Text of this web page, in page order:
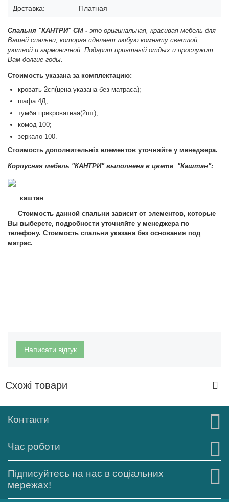
Доставка: Платная
Спальня "КАНТРИ" СМ - это оригинальная, красивая мебель для
Вашей спальни, которая сделает любую комнату светлой,
уютной и гармоничной. Подарит приятный отдых и прослужит
Вам долгие годы.
Стоимость указана за комплектацию:
кровать 2сп(цена указана без матраса);
шафа 4Д;
тумба прикроватная(2шт);
комод 100;
зеркало 100.
Стоимость дополнительніх елементов уточняйте у менеджера.
Корпусная мебель "КАНТРИ" выполнена в цвете "Каштан":
каштан
Стоимость данной спальни зависит от элементов, которые
Вы выберете, подробности уточняйте у менеджера по
телефону. Стоимость спальни указана без основания под
матрас.
Написати відгук
Схожі товари
Контакти
Час роботи
Підписуйтесь на нас в соціальних
мережах!